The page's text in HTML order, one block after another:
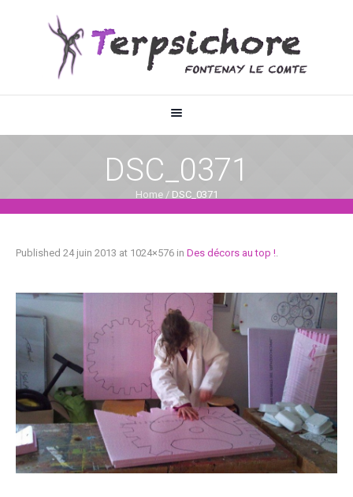
DSC_0371
Home / DSC_0371
Published 24 juin 2013 at 1024×576 in Des décors au top !.